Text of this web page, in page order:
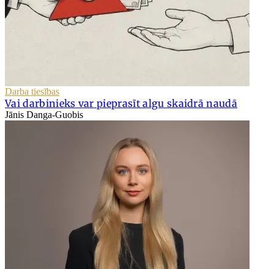
Darba tiesības
Vai darbinieks var pieprasīt algu skaidrā naudā
Jānis Danga-Guobis